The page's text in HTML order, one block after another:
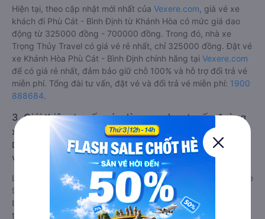
Hiện tại, theo cập nhật mới nhất của Vexere.com , giá vé xe
khách đi Phù Cát - Bình Định từ Khánh Hòa có mức giá dao
động từ 325000 đồng - 700000 đồng. Trong đó, nhà xe
Trọng Thủy Travel có giá vé rẻ nhất, chỉ 325000 đồng. Đặt vé
xe Khánh Hòa Phù Cát - Bình Định chính hãng tại Vexere.com
để có giá rẻ nhất, đảm bảo giữ chỗ 100% và hỗ trợ đổi trả vé
miễn phí. Tổng đài tư vấn, đặt vé và đổi trả vé miễn phí: 1900
888684.
3. Giới thiệu, tư vấn các dòng xe chạy tuyến đường
xe đi Phù Cát - Bình Định từ Khánh Hòa:
Dòng xe đi Phù Cát - Bình Định từ Khánh Hòa limousine 9 chỗ
vip, chất lượng cao: Tiện lợi, sang trọng
Là sản phẩm xe đi Phù Cát - Bình Định từ Khánh Hòa limousine
9 chỗ cải tiến từ xe 16 chỗ. Nội thất được làm lại với các ghế
bọc da chuẩn Châu Âu, không chỉ êm ái cho chuyến hành
trình xa, mà còn mát mẻ và không hề bị hầm bí như các ghế